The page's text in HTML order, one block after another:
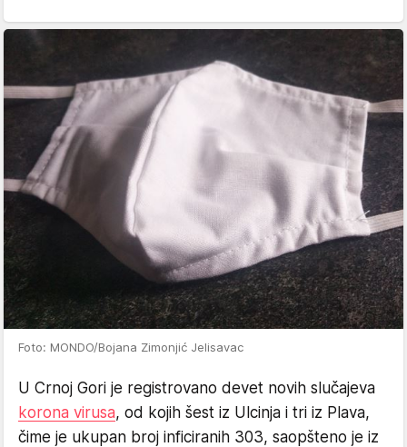
Foto: MONDO/Bojana Zimonjić Jelisavac
U Crnoj Gori je registrovano devet novih slučajeva
korona virusa, od kojih šest iz Ulcinja i tri iz Plava,
čime je ukupan broj inficiranih 303, saopšteno je iz